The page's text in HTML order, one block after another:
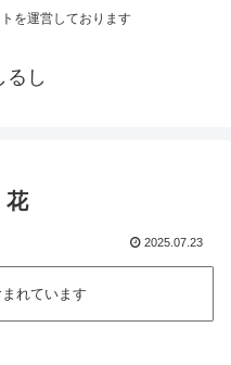
を運営しております
るし
花
2025.07.23
れています